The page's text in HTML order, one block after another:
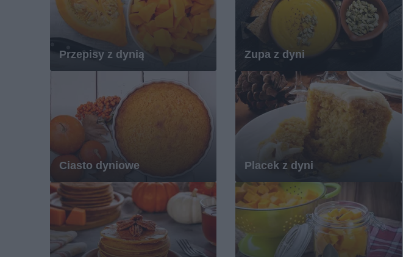
Przepisy z dynią Zupa z dyni
Ciasto dyniowe Placek z dyni